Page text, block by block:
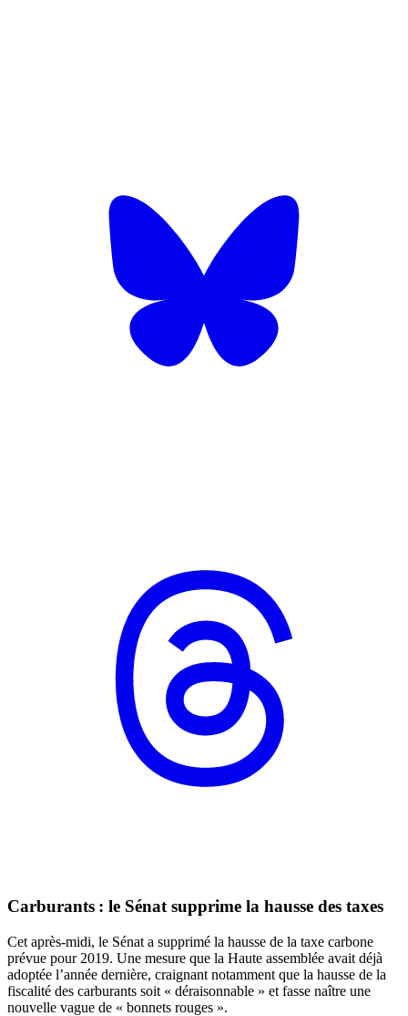
Carburants : le Sénat supprime la hausse des taxes
Cet après-midi, le Sénat a supprimé la hausse de la taxe carbone
prévue pour 2019. Une mesure que la Haute assemblée avait déjà
adoptée l’année dernière, craignant notamment que la hausse de la
fiscalité des carburants soit « déraisonnable » et fasse naître une
nouvelle vague de « bonnets rouges ».